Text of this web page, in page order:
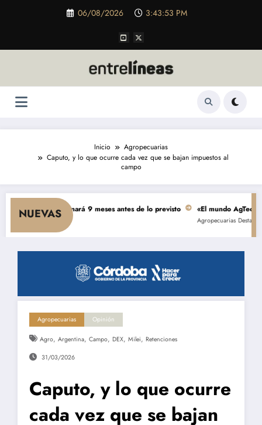
06/08/2026 3:43:54 PM
Inicio
Agropecuarias
Caputo, y lo que ocurre cada vez que se bajan impuestos al
campo
NUEVAS
se terminará 9 meses antes de lo previsto «El mundo AgTech es una
Agropecuarias Destacada
Agropecuarias Opinión
Agro, Argentina, Campo, DEX, Milei, Retenciones
31/03/2026
Caputo, y lo que ocurre
cada vez que se bajan